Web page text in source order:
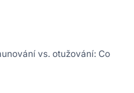
vs. otužování: Co